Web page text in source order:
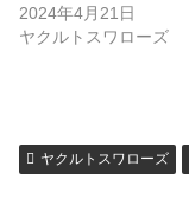
2024年4月21日
ヤクルトスワローズ
ヤクルトスワローズ